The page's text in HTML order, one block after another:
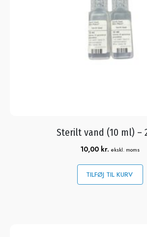
Sterilt vand (10 ml) –
10,00 kr. ekskl. moms
TILFØJ TIL KURV